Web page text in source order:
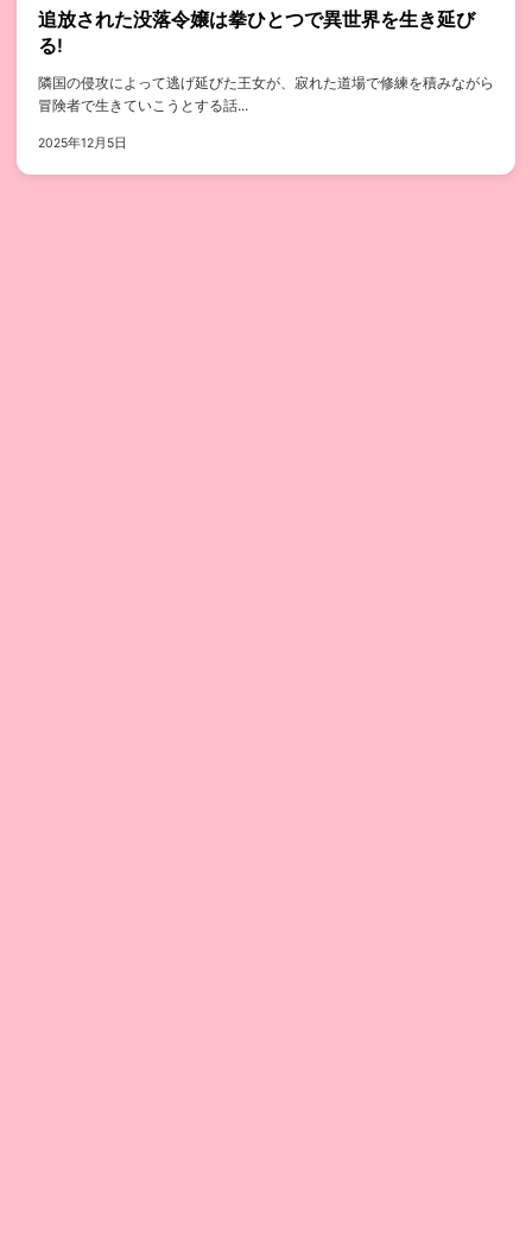
追放された没落令嬢は拳ひとつで異世界を生き延び
る!
隣国の侵攻によって逃げ延びた王女が、寂れた道場で修練を積みながら
冒険者で生きていこうとする話...
2025年12月5日